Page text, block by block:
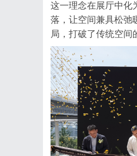
这一理念在展厅中化
落，让空间兼具松弛
局，打破了传统空间